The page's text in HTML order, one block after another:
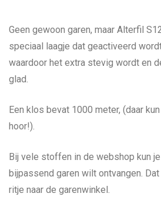
Geen gewoon garen, maar Alterfil
speciaal laagje dat geactiveerd
waardoor het extra stevig wordt en
glad.
Een klos bevat 1000 meter, (daar
hoor!).
Bij vele stoffen in de webshop kun
bijpassend garen wilt ontvangen.
ritje naar de garenwinkel.